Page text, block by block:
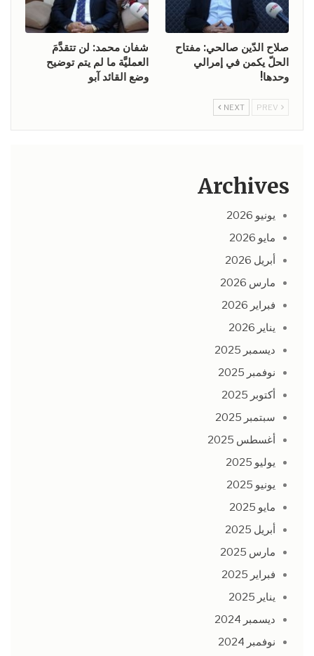
صلاح الدّين صالحي: مفتاح
الحلّ يكمن في إمرالي
وحدها!
شفان محمد: لن تتقدَّمَ
العمليَّة ما لم يتم توضيح
وضع القائد آبو
NEXT
Archives
يونيو 2026
مايو 2026
أبريل 2026
مارس 2026
فبراير 2026
يناير 2026
ديسمبر 2025
نوفمبر 2025
أكتوبر 2025
سبتمبر 2025
أغسطس 2025
يوليو 2025
يونيو 2025
مايو 2025
أبريل 2025
مارس 2025
فبراير 2025
يناير 2025
ديسمبر 2024
نوفمبر 2024